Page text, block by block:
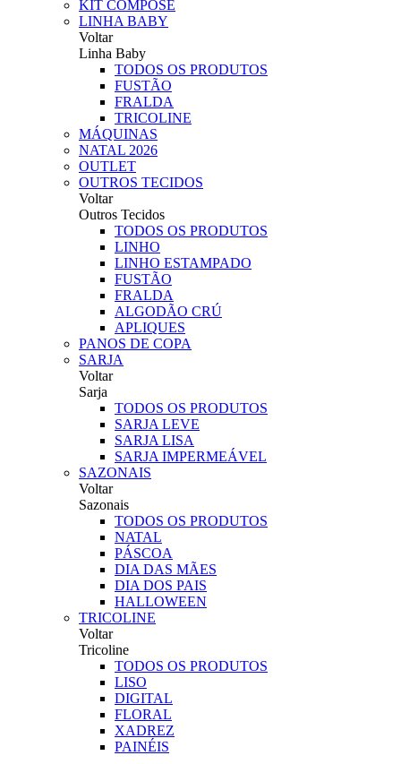
KIT COMPOSÉ
LINHA BABY
Voltar
Linha Baby
TODOS OS PRODUTOS
FUSTÃO
FRALDA
TRICOLINE
MÁQUINAS
NATAL 2026
OUTLET
OUTROS TECIDOS
Voltar
Outros Tecidos
TODOS OS PRODUTOS
LINHO
LINHO ESTAMPADO
FUSTÃO
FRALDA
ALGODÃO CRÚ
APLIQUES
PANOS DE COPA
SARJA
Voltar
Sarja
TODOS OS PRODUTOS
SARJA LEVE
SARJA LISA
SARJA IMPERMEÁVEL
SAZONAIS
Voltar
Sazonais
TODOS OS PRODUTOS
NATAL
PÁSCOA
DIA DAS MÃES
DIA DOS PAIS
HALLOWEEN
TRICOLINE
Voltar
Tricoline
TODOS OS PRODUTOS
LISO
DIGITAL
FLORAL
XADREZ
PAINÉIS